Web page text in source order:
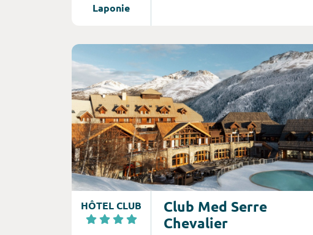
Laponie
vous offrira avec sa formule «
classique » de quoi vous forger de
bons souvenirs en famille. Rien de tel
pour resserrer les liens. Départs en
février et mars 2025 de Paris.
HÔTEL CLUB
Club Med Serre
Chevalier
Consultez l'offre de voyage